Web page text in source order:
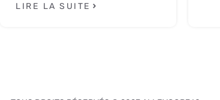
LIRE LA SUITE